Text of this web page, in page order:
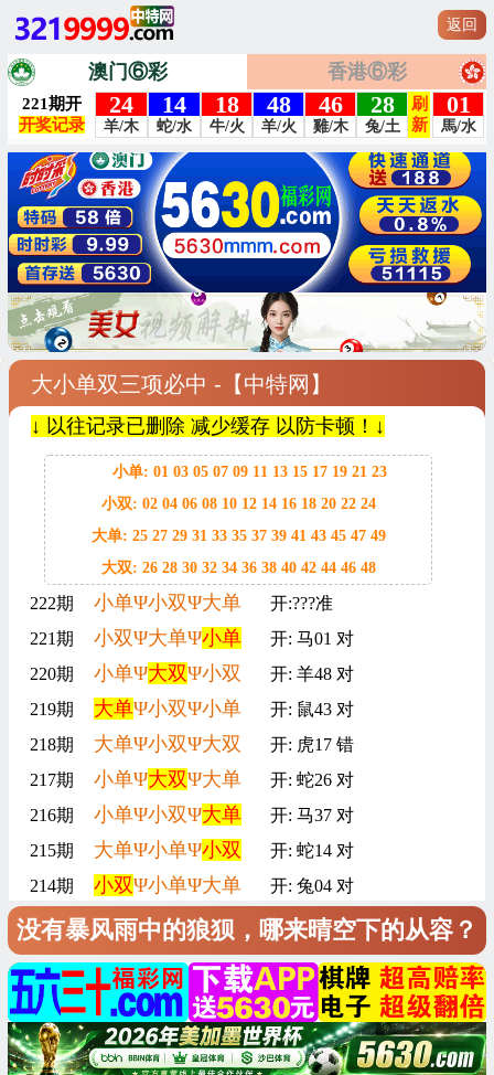
返回
澳门⑥彩 香港⑥彩